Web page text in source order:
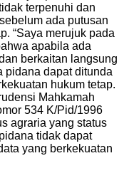
terpenuhi dan
ada putusan
“Saya merujuk pada
apabila ada
berkaitan langsung
pidana dapat ditunda
hukum tetap.
Mahkamah
534 K/Pid/1996
agraria yang status
tidak dapat
yang berkekuatan